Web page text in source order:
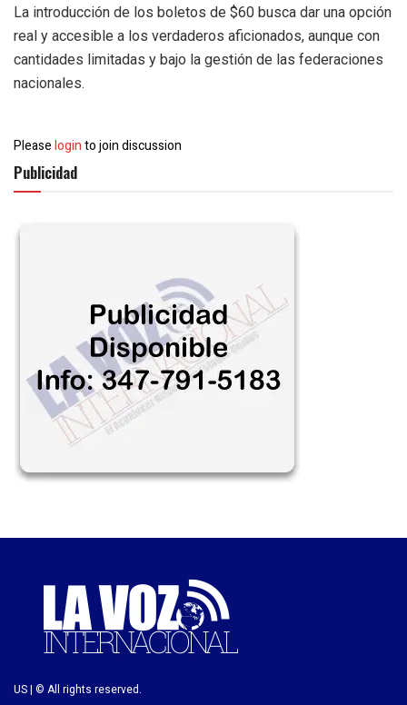
La introducción de los boletos de $60 busca dar una opción
real y accesible a los verdaderos aficionados, aunque con
cantidades limitadas y bajo la gestión de las federaciones
nacionales.
Pleaseloginto join discussion
Publicidad
US | © All rights reserved.